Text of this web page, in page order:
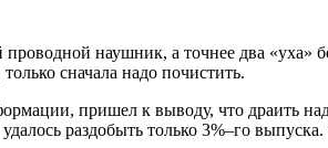
наушник, а точнее два «уха»
сначала надо почистить.
пришел к выводу, что драить
раздобыть только 3%–го